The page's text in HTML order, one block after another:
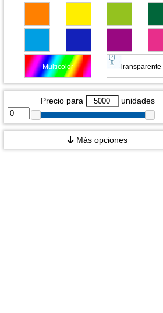
Multicolor Transparente
Precio para unidades
Más opciones